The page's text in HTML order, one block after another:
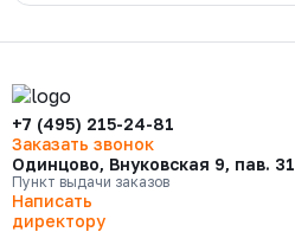
+7 (495) 215-24-81
Заказать звонок
Одинцово, Внуковская 9, пав. 31
Пункт выдачи заказов
Написать
директору